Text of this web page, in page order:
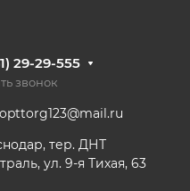
29-29-555
звонок
тер. ДНТ
ул. 9-я Тихая, 63